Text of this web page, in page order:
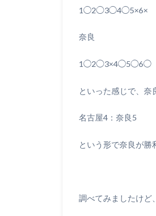
1◯2◯3◯4◯5×6×
奈良
1◯2◯3×4◯5◯6◯
といった感じで、奈
名古屋4：奈良5
という形で奈良が勝
調べてみましたけど